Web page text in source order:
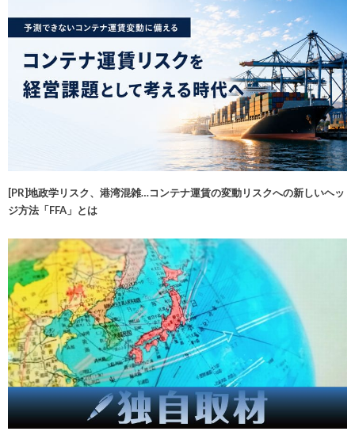
[PR]地政学リスク、港湾混雑…コンテナ運賃の変動リスクへの新しいヘッ
ジ方法「FFA」とは